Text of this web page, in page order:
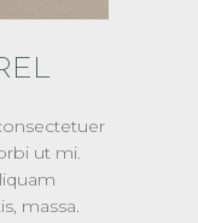
ut mi.
massa.